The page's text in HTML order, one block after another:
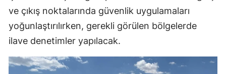
ve çıkış noktalarında güvenlik uygulamaları
yoğunlaştırılırken, gerekli görülen bölgelerde
ilave denetimler yapılacak.